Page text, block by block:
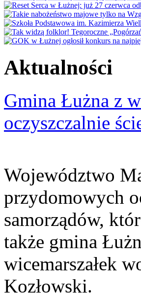
Aktualności
Gmina Łużna z
oczyszczalnie
Województwo
przydomowych
samorządów,
także gmina
wicemarszałek
Kozłowski.